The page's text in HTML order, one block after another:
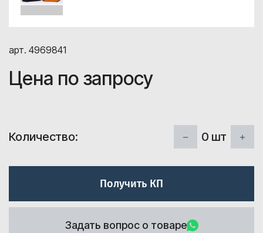
арт. 4969841
Цена по запросу
Количество: 0 шт
Получить КП
Задать вопрос о товаре